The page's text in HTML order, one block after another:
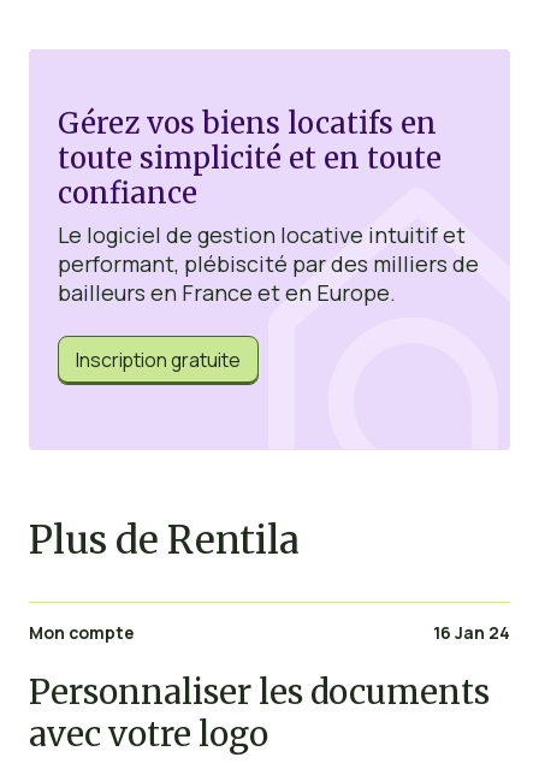
Gérez vos biens locatifs en
toute simplicité et en toute
confiance
Le logiciel de gestion locative intuitif et
performant, plébiscité par des milliers de
bailleurs en France et en Europe.
Inscription gratuite
Plus de Rentila
Mon compte 16 Jan 24
Personnaliser les documents
avec votre logo